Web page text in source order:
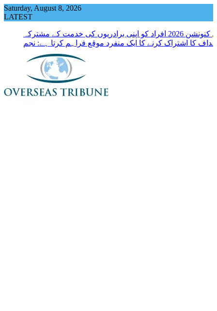
Skip
to
Saturday, August 8, 2026
LATEST
لبرل کنونشن 2026 افراد کو اپنی برادریوں کی خدمت کے مشترکہ
کا اشتراک کرنے کا ایک منفرد موقع فراہم کرتا ہے: نجم